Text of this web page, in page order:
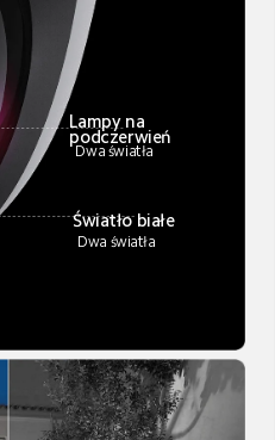
Lampy na
podczerwień
Dwa światła
Światło białe
Dwa światła